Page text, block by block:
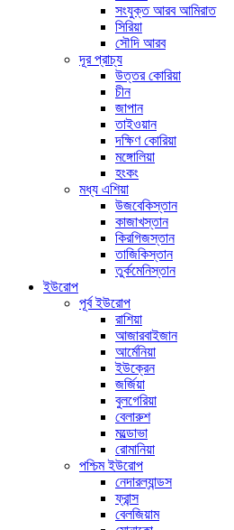
সংযুক্ত আরব আমিরাত
সিরিয়া
সৌদি আরব
দূর প্রাচ্য
উত্তর কোরিয়া
চীন
জাপান
তাইওয়ান
দক্ষিণ কোরিয়া
মঙ্গোলিয়া
হংকং
মধ্য এশিয়া
উজবেকিস্তান
কাজাখস্তান
কিরগিজস্তান
তাজিকিস্তান
তুর্কমেনিস্তান
ইউরোপ
পূর্ব ইউরোপ
রাশিয়া
আজারবাইজান
আর্মেনিয়া
ইউক্রেন
জর্জিয়া
বুলগেরিয়া
বেলারুশ
মল্ডোভা
রোমানিয়া
পশ্চিম ইউরোপ
নেদারল্যান্ডস
ফ্রান্স
বেলজিয়াম